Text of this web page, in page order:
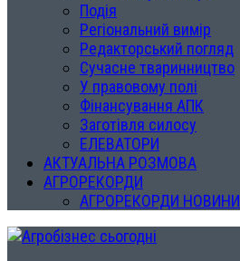
Подія
Регіональний вимір
Редакторський погляд
Сучасне тваринництво
У правовому полі
Фінансування АПК
Заготівля силосу
ЕЛЕВАТОРИ
АКТУАЛЬНА РОЗМОВА
АГРОРЕКОРДИ
АГРОРЕКОРДИ НОВИНИ